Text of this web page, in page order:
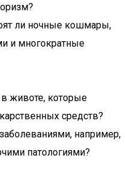
ли ночные кошмары,
и многократные
животе, которые
средств?
например,
патологиями?